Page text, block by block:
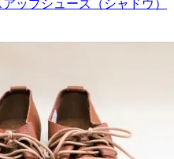
ップシューズ（シャドウ）